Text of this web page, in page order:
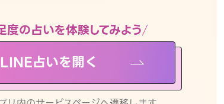
度の占いを体験してみよう
LINE占いを開く